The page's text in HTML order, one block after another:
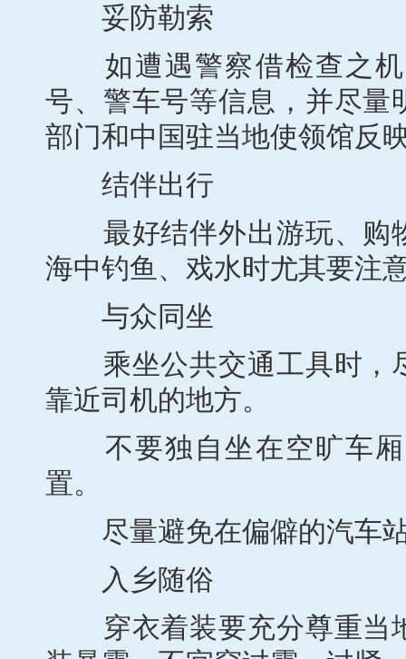
妥防勒索
如遭遇警察借检查之机
号、警车号等信息，并尽量
部门和中国驻当地使领馆反
结伴出行
最好结伴外出游玩、购
海中钓鱼、戏水时尤其要注
与众同坐
乘坐公共交通工具时，
靠近司机的地方。
不要独自坐在空旷车厢
置。
尽量避免在偏僻的汽车
入乡随俗
穿衣着装要充分尊重当